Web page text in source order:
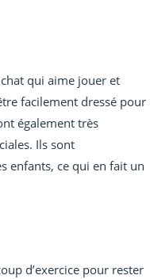
qui aime jouer et
facilement dressé pour
également très
Ils sont
enfants, ce qui en fait un
d’exercice pour rester